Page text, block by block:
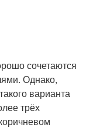
сочетаются
Однако,
варианта
трёх